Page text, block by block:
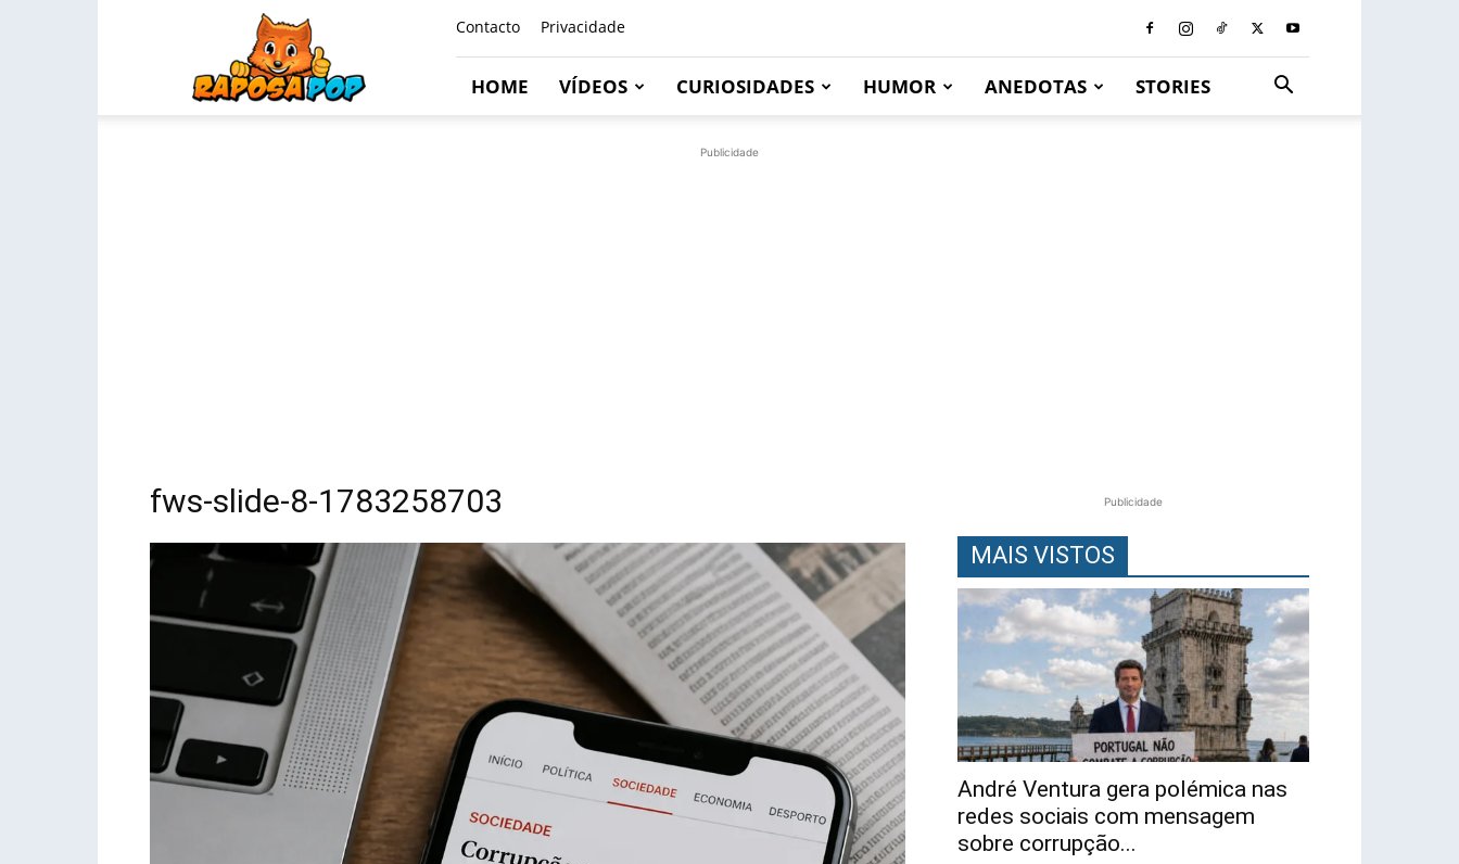
Contacto Privacidade
HOME VÍDEOS CURIOSIDADES HUMOR ANEDOTAS STORIES
Publicidade
fws-slide-8-1783258703 Publicidade
MAIS VISTOS
André Ventura gera polémica nas
redes sociais com mensagem
sobre corrupção...